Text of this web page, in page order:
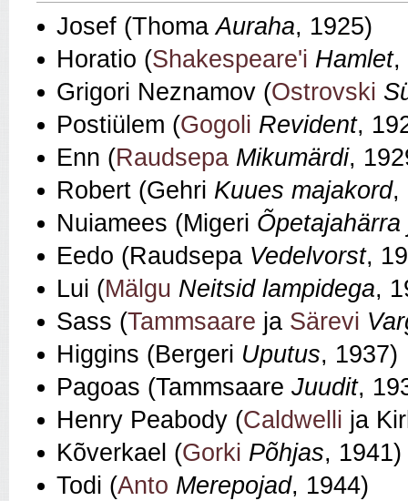
Josef (ThomaAuraha, 1925)
Horatio (Shakespeare'i Hamlet,
Grigori Neznamov (Ostrovski
Postiülem (Gogoli Revident,
Enn (Raudsepa Mikumärdi,
Robert (Gehri Kuues majakord,
Nuiamees (Migeri
Eedo (Raudsepa Vedelvorst,
Lui (Mälgu Neitsid lampidega,
Sass (Tammsaare ja Särevi
Higgins (Bergeri Uputus, 1937)
Pagoas (Tammsaare Juudit,
Henry Peabody (Caldwelli ja
Kõverkael (Gorki Põhjas, 1941)
Todi (Anto Merepojad, 1944)